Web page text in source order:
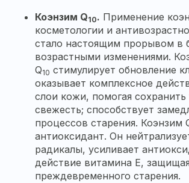
Коэнзим Q10. Применение
косметологии и
стало настоящим прорывом в
возрастными изменениями.
Q10 стимулирует обновление
оказывает комплексное
слои кожи, помогая сохранить
свежесть; способствует
процессов старения. Коэнзим
антиоксидант. Он
радикалы, усиливает
действие витамина Е,
преждевременного старения.